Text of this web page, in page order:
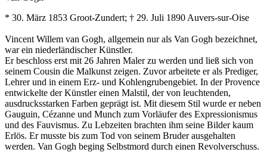
* 30. März 1853 Groot-Zundert; † 29. Juli 1890 Auvers-sur-Oise
Vincent Willem van Gogh, allgemein nur als Van Gogh bezeichnet,
war ein niederländischer Künstler.
Er beschloss erst mit 26 Jahren Maler zu werden und ließ sich von
seinem Cousin die Malkunst zeigen. Zuvor arbeitete er als Prediger,
Lehrer und in einem Erz- und Kohlengrubengebiet. In der Provence
entwickelte der Künstler einen Malstil, der von leuchtenden,
ausdrucksstarken Farben geprägt ist. Mit diesem Stil wurde er neben
Gauguin, Cézanne und Munch zum Vorläufer des Expressionismus
und des Fauvismus. Zu Lebzeiten brachten ihm seine Bilder kaum
Erlös. Er musste bis zum Tod von seinem Bruder ausgehalten
werden. Van Gogh beging Selbstmord durch einen Revolverschuss.